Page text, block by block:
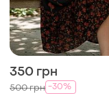
350 грн
500 грн -30%